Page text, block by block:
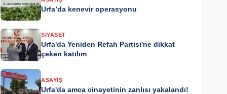
Urfa’da kenevir operasyonu
SIYASET
Urfa'da Yeniden Refah Partisi'ne dikkat
çeken katılım
ASAYIŞ
Urfa'da amca cinayetinin zanlısı yakalandı!